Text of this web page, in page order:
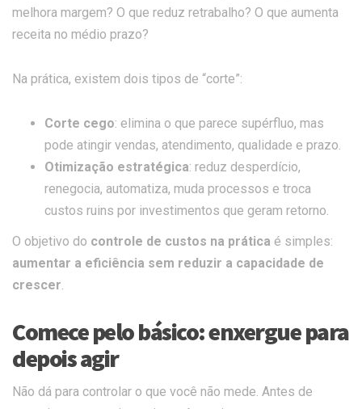
melhora margem? O que reduz retrabalho? O que aumenta
receita no médio prazo?
Na prática, existem dois tipos de “corte”:
Corte cego: elimina o que parece supérfluo, mas
pode atingir vendas, atendimento, qualidade e prazo.
Otimização estratégica: reduz desperdício,
renegocia, automatiza, muda processos e troca
custos ruins por investimentos que geram retorno.
O objetivo do controle de custos na prática é simples:
aumentar a eficiência sem reduzir a capacidade de
crescer.
Comece pelo básico: enxergue para
depois agir
Não dá para controlar o que você não mede. Antes de